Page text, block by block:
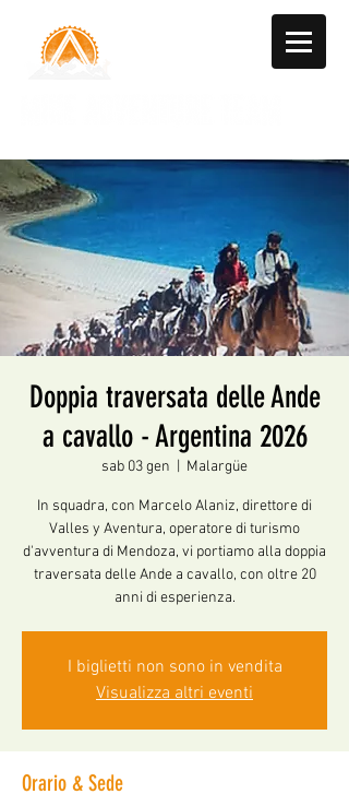
Doppia traversata delle Ande
a cavallo - Argentina 2026
sab 03 gen Malargüe
In squadra, con Marcelo Alaniz, direttore di
Valles y Aventura, operatore di turismo
d'avventura di Mendoza, vi portiamo alla doppia
traversata delle Ande a cavallo, con oltre 20
anni di esperienza.
I biglietti non sono in vendita
Visualizza altri eventi
Orario & Sede